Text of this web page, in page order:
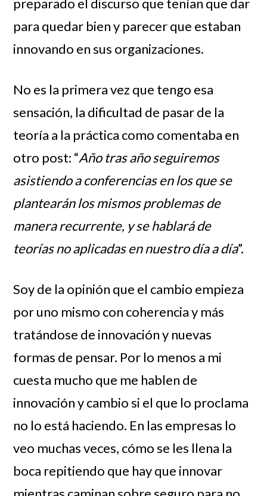
para quedar bien y parecer que estaban
innovando en sus organizaciones.
No es la primera vez que tengo esa
sensación, la dificultad de pasar de la
teoría a la práctica como comentaba en
otro post: “Año tras año seguiremos
asistiendo a conferencias en los que se
plantearán los mismos problemas de
manera recurrente, y se hablará de
teorías no aplicadas en nuestro día a día”.
Soy de la opinión que el cambio empieza
por uno mismo con coherencia y más
tratándose de innovación y nuevas
formas de pensar. Por lo menos a mi
cuesta mucho que me hablen de
innovación y cambio si el que lo proclama
no lo está haciendo. En las empresas lo
veo muchas veces, cómo se les llena la
boca repitiendo que hay que innovar